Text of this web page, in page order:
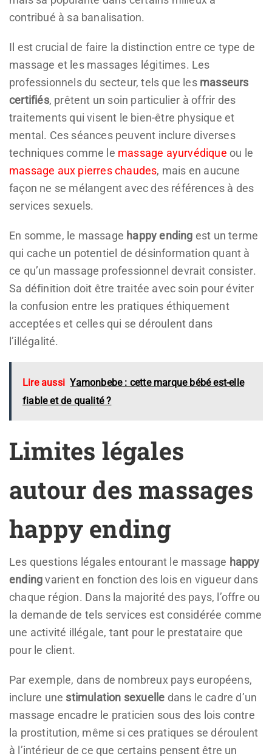
contribué à sa banalisation.
Il est crucial de faire la distinction entre ce type de
massage et les massages légitimes. Les
professionnels du secteur, tels que les masseurs
certifiés, prêtent un soin particulier à offrir des
traitements qui visent le bien-être physique et
mental. Ces séances peuvent inclure diverses
techniques comme le massage ayurvédique ou le
massage aux pierres chaudes, mais en aucune
façon ne se mélangent avec des références à des
services sexuels.
En somme, le massage happy ending est un terme
qui cache un potentiel de désinformation quant à
ce qu’un massage professionnel devrait consister.
Sa définition doit être traitée avec soin pour éviter
la confusion entre les pratiques éthiquement
acceptées et celles qui se déroulent dans
l’illégalité.
Lire aussi Yamonbebe : cette marque bébé est-elle
fiable et de qualité ?
Limites légales
autour des massages
happy ending
Les questions légales entourant le massage happy
endingvarient en fonction des lois en vigueur dans
chaque région. Dans la majorité des pays, l’offre ou
la demande de tels services est considérée comme
une activité illégale, tant pour le prestataire que
pour le client.
Par exemple, dans de nombreux pays européens,
inclure une stimulation sexuelle dans le cadre d’un
massage encadre le praticien sous des lois contre
la prostitution, même si ces pratiques se déroulent
à l’intérieur de ce que certains pensent être un